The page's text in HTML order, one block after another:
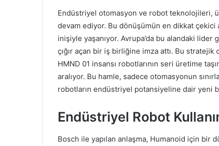
Endüstriyel otomasyon ve robot teknolojileri,
devam ediyor. Bu dönüşümün en dikkat çekici
inişiyle yaşanıyor. Avrupa’da bu alandaki
çığır açan bir iş birliğine imza attı. Bu
HMND 01 insansı robotlarının seri üretime
aralıyor. Bu hamle, sadece otomasyonun
robotların endüstriyel potansiyeline dair yeni
Endüstriyel Robot
Bosch ile yapılan anlaşma, Humanoid için bir